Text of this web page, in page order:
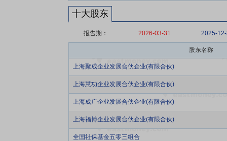
十大股东
报告期： 2026-03-31 2025-
股东名称
上海聚成企业发展合伙企业(有限合伙)
上海慧功企业发展合伙企业(有限合伙)
上海成广企业发展合伙企业(有限合伙)
上海福博企业发展合伙企业(有限合伙)
全国社保基金五零三组合